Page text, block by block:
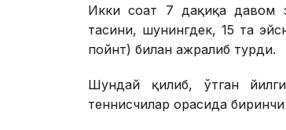
Икки соат 7 дақиқа давом
тасини, шунингдек, 15 та
пойнт) билан ажралиб турди.
Шундай қилиб, ўтган
теннисчилар орасида